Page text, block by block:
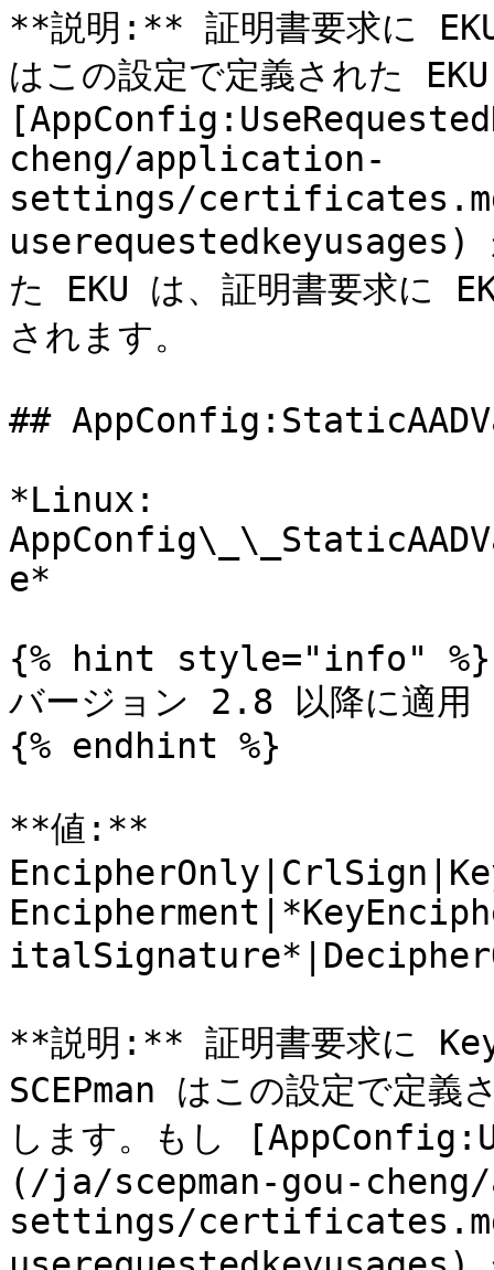
**説明:** 証明書要求に EKU
はこの設定で定義された
cheng/application-
settings/
userequestedkeyusages)
た EKU は、証明書要求に
されます。
##
*Linux:
e*
{% hint style="info" %}
バージョン 2.8 以降に適用
{% endhint %}
**値:**
**説明:** 証明書要求に
SCEPman はこの設定で定
します。もし
(/ja/scepman-gou-
settings/